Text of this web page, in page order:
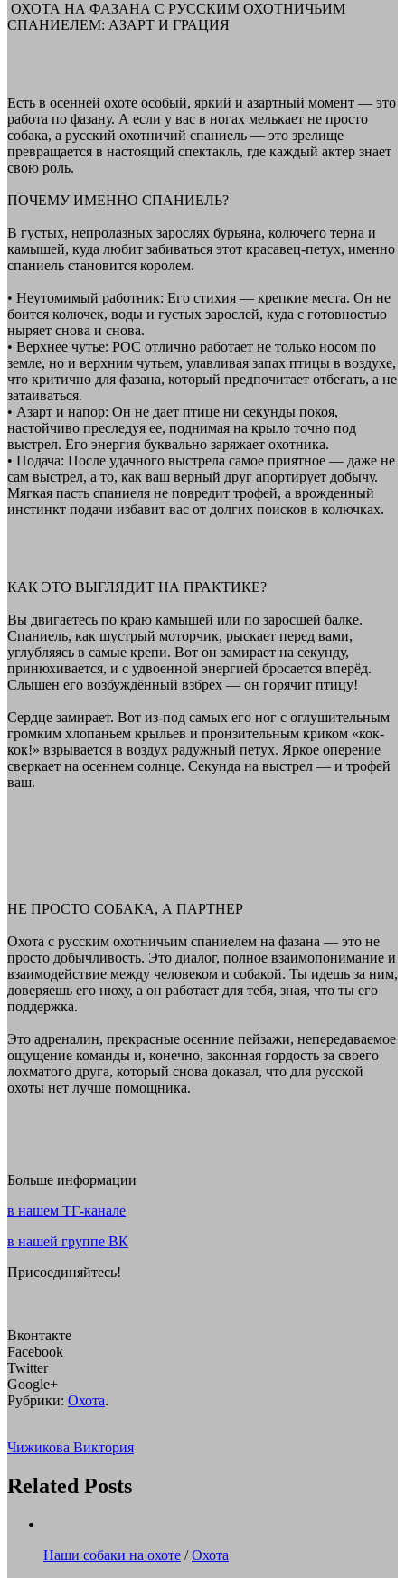
ОХОТА НА ФАЗАНА С РУССКИМ ОХОТНИЧЬИМ
СПАНИЕЛЕМ: АЗАРТ И ГРАЦИЯ
Есть в осенней охоте особый, яркий и азартный момент — это
работа по фазану. А если у вас в ногах мелькает не просто
собака, а русский охотничий спаниель — это зрелище
превращается в настоящий спектакль, где каждый актер знает
свою роль.
ПОЧЕМУ ИМЕННО СПАНИЕЛЬ?
В густых, непролазных зарослях бурьяна, колючего терна и
камышей, куда любит забиваться этот красавец-петух, именно
спаниель становится королем.
• Неутомимый работник: Его стихия — крепкие места. Он не
боится колючек, воды и густых зарослей, куда с готовностью
ныряет снова и снова.
• Верхнее чутье: РОС отлично работает не только носом по
земле, но и верхним чутьем, улавливая запах птицы в воздухе,
что критично для фазана, который предпочитает отбегать, а не
затаиваться.
• Азарт и напор: Он не дает птице ни секунды покоя,
настойчиво преследуя ее, поднимая на крыло точно под
выстрел. Его энергия буквально заряжает охотника.
• Подача: После удачного выстрела самое приятное — даже не
сам выстрел, а то, как ваш верный друг апортирует добычу.
Мягкая пасть спаниеля не повредит трофей, а врожденный
инстинкт подачи избавит вас от долгих поисков в колючках.
КАК ЭТО ВЫГЛЯДИТ НА ПРАКТИКЕ?
Вы двигаетесь по краю камышей или по заросшей балке.
Спаниель, как шустрый моторчик, рыскает перед вами,
углубляясь в самые крепи. Вот он замирает на секунду,
принюхивается, и с удвоенной энергией бросается вперёд.
Слышен его возбуждённый взбрех — он горячит птицу!
Сердце замирает. Вот из-под самых его ног с оглушительным
громким хлопаньем крыльев и пронзительным криком «кок-
кок!» взрывается в воздух радужный петух. Яркое оперение
сверкает на осеннем солнце. Секунда на выстрел — и трофей
ваш.
НЕ ПРОСТО СОБАКА, А ПАРТНЕР
Охота с русским охотничьим спаниелем на фазана — это не
просто добычливость. Это диалог, полное взаимопонимание и
взаимодействие между человеком и собакой. Ты идешь за ним,
доверяешь его нюху, а он работает для тебя, зная, что ты его
поддержка.
Это адреналин, прекрасные осенние пейзажи, непередаваемое
ощущение команды и, конечно, законная гордость за своего
лохматого друга, который снова доказал, что для русской
охоты нет лучше помощника.
Больше информации
в нашем ТГ-канале
в нашей группе ВК
Присоединяйтесь!
Вконтакте
Facebook
Twitter
Google+
Рубрики: Охота.
Чижикова Виктория
Related Posts
Наши собаки на охоте /Охота